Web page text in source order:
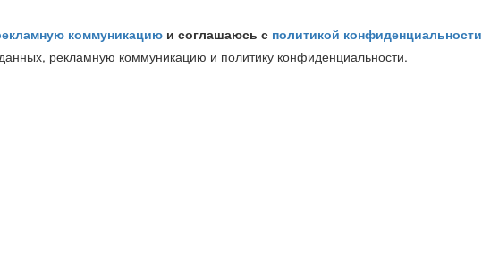
коммуникацию и соглашаюсь с политикой конфиденциальности
рекламную коммуникацию и политику конфиденциальности.